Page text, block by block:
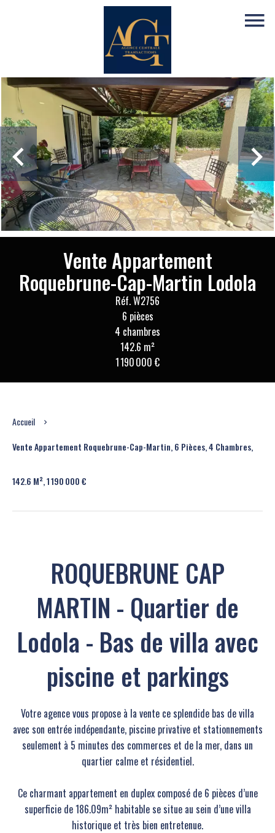
Vente Appartement
Roquebrune-Cap-Martin Lodola
Réf. W2756
6 pièces
4 chambres
142.6 m²
1 190 000 €
Accueil
Vente Appartement Roquebrune-Cap-Martin, 6 Pièces, 4 Chambres,
142.6 M², 1 190 000 €
ROQUEBRUNE CAP
MARTIN - Quartier de
Lodola - Bas de villa avec
piscine et parkings
Votre agence vous propose à la vente ce splendide bas de villa
avec son entrée indépendante, piscine privative et stationnements
seulement à 5 minutes des commerces et de la mer, dans un
quartier calme et résidentiel.
Ce charmant appartement en duplex composé de 6 pièces d’une
superficie de 186.09m² habitable se situe au sein d’une villa
historique et très bien entretenue.